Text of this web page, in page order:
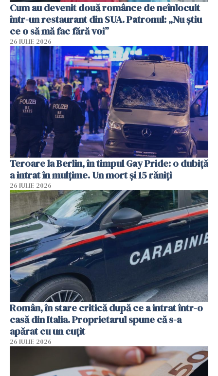
Cum au devenit două românce de neînlocuit
într-un restaurant din SUA. Patronul: „Nu știu
ce o să mă fac fără voi”
26 IULIE 2026
Teroare la Berlin, în timpul Gay Pride: o dubiță
a intrat în mulțime. Un mort și 15 răniți
26 IULIE 2026
Român, în stare critică după ce a intrat într-o
casă din Italia. Proprietarul spune că s-a
apărat cu un cuțit
26 IULIE 2026